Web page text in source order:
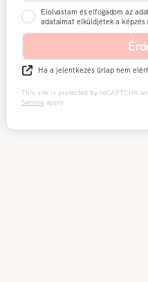
Elolvastam és elfogadom az
adataimat elküldjétek a képzés
Ha a jelentkezés űrlap nem
This site is protected by reCAPTCHA
Service apply.